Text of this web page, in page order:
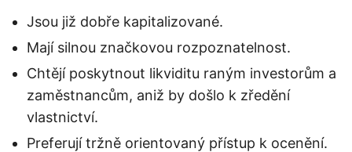
Jsou již dobře kapitalizované.
Mají silnou značkovou rozpoznatelnost.
Chtějí poskytnout likviditu raným investorům a
zaměstnancům, aniž by došlo k zředění
vlastnictví.
Preferují tržně orientovaný přístup k ocenění.